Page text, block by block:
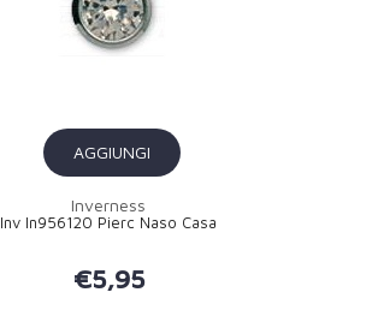
AGGIUNGI
Inverness
Inv In956120 Pierc Naso Casa
€5,95